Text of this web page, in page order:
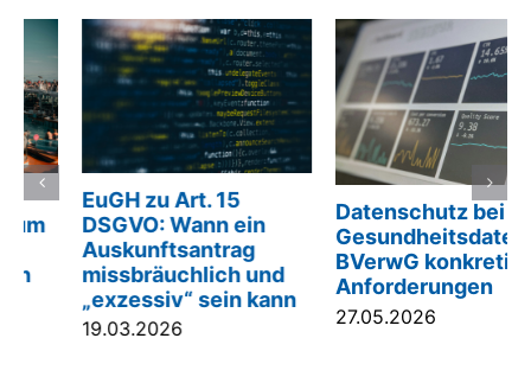
EuGH zu Art. 15
DSGVO: Wann ein
Auskunftsantrag
missbräuchlich und
„exzessiv“ sein kann
19.03.2026
Datenschutz bei
Gesundheitsdaten:
BVerwG konkretisiert
Anforderungen
27.05.2026